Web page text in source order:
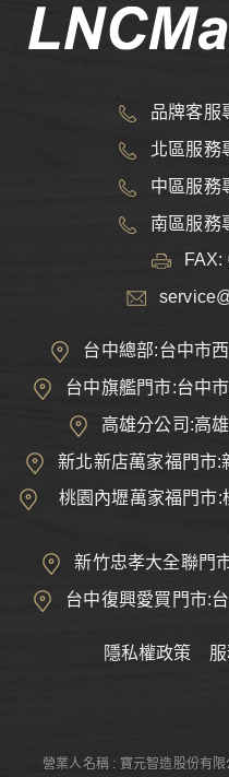
品牌客服
北區服務
中區服務
南區服務
FAX:
台中總部:台中市
台中旗艦門市:台中
高雄分公司:高
新北新店萬家福門市
桃園內壢萬家福門市
新竹忠孝大全聯門
台中復興愛買門市:
隱私權政策
營業人名稱 : 寶元智造股份有限